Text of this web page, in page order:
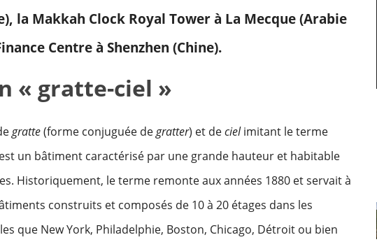
la Makkah Clock Royal Tower à La Mecque (Arabie
Centre à Shenzhen (Chine).
« gratte-ciel »
gratte(forme conjuguée degratter) et decielimitant le terme
un bâtiment caractérisé par une grande hauteur et habitable
Historiquement, le terme remonte aux années 1880 et servait à
construits et composés de 10 à 20 étages dans les
que New York, Philadelphie, Boston, Chicago, Détroit ou bien